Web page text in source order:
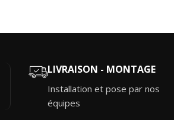
LIVRAISON - MONTAGE
Installation et pose par nos
équipes